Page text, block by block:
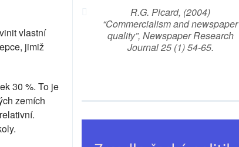
vlastní
jimiž
30 %. To je
zemích
R.G. Picard, (2004)
“Commercialism and newspaper
quality”, Newspaper Research
Journal 25 (1) 54-65.